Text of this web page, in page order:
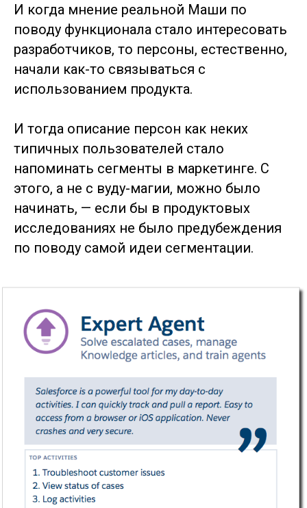
И когда мнение реальной Маши по
поводу функционала стало интересовать
разработчиков, то персоны, естественно,
начали как-то связываться с
использованием продукта.
И тогда описание персон как неких
типичных пользователей стало
напоминать сегменты в маркетинге. С
этого, а не с вуду-магии, можно было
начинать, — если бы в продуктовых
исследованиях не было предубеждения
по поводу самой идеи сегментации.